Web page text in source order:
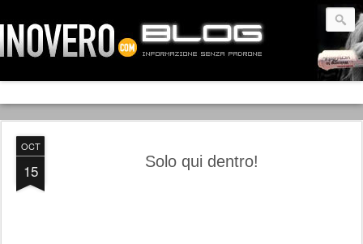
OCT
15 Solo qui dentro!